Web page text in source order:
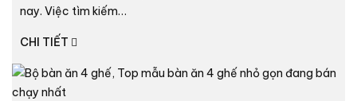
nay. Việc tìm kiếm…
CHI TIẾT